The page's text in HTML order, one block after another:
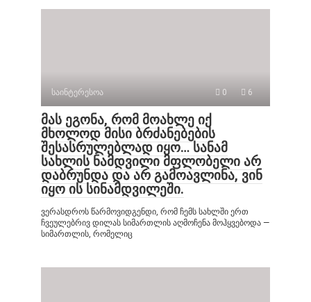
საინტერესოა 0 6
მას ეგონა, რომ მოახლე იქ
მხოლოდ მისი ბრძანებების
შესასრულებლად იყო… სანამ
სახლის ნამდვილი მფლობელი არ
დაბრუნდა და არ გამოავლინა, ვინ
იყო ის სინამდვილეში.
ვერასდროს წარმოვიდგენდი, რომ ჩემს სახლში ერთ
ჩვეულებრივ დილას სიმართლის აღმოჩენა მოჰყვებოდა —
სიმართლის, რომელიც